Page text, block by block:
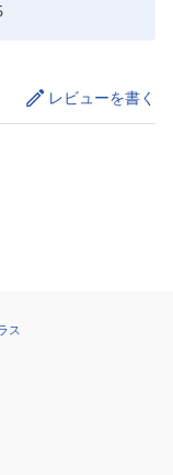
レビューを書く
ス